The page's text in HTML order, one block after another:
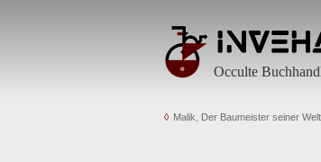
Occulte
Malik, Der Baumeister seiner